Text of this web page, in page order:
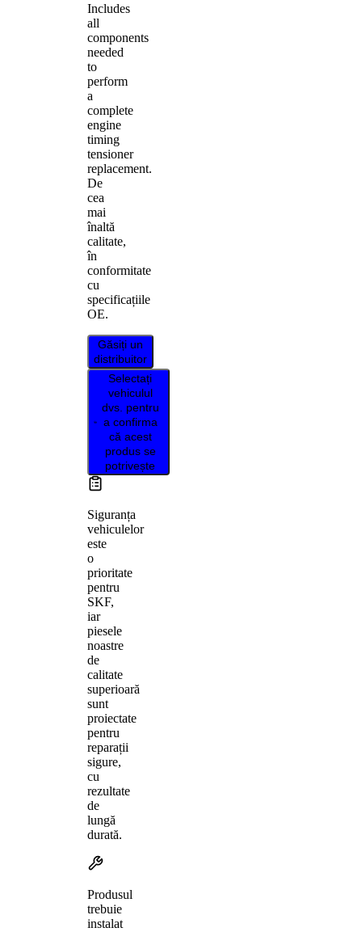
Includes
all
components
needed
to
perform
a
complete
engine
timing
tensioner
replacement.
De
cea
mai
înaltă
calitate,
în
conformitate
cu
specificațiile
OE.
Găsiți un
distribuitor
Selectați
vehiculul
dvs. pentru
a confirma
că acest
produs se
potrivește
Siguranța
vehiculelor
este
o
prioritate
pentru
SKF,
iar
piesele
noastre
de
calitate
superioară
sunt
proiectate
pentru
reparații
sigure,
cu
rezultate
de
lungă
durată.
Produsul
trebuie
instalat